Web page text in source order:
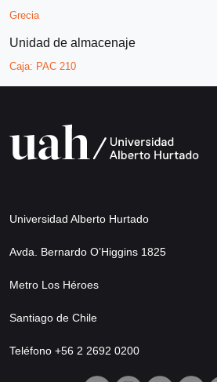
Grecia
Unidad de almacenaje
Caja: PAC 210
Universidad Alberto Hurtado
Avda. Bernardo O’Higgins 1825
Metro Los Héroes
Santiago de Chile
Teléfono +56 2 2692 0200